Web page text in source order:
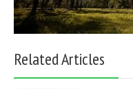
Related Articles